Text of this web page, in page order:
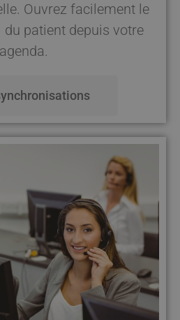
Ouvrez facilement le
patient depuis votre
agenda.